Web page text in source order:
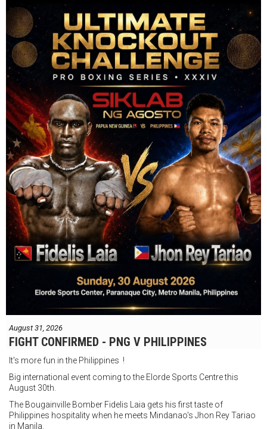
August 31, 2026
FIGHT CONFIRMED - PNG V PHILIPPINES
It's more fun in the Philippines !
Big international event coming to the Elorde Sports Centre this
August 30th.
The Bougainville Bomber Fidelis Laia gets his first taste of
Philippines hospitality when he meets Mindanao's Jhon Rey Tariao
in Manila.